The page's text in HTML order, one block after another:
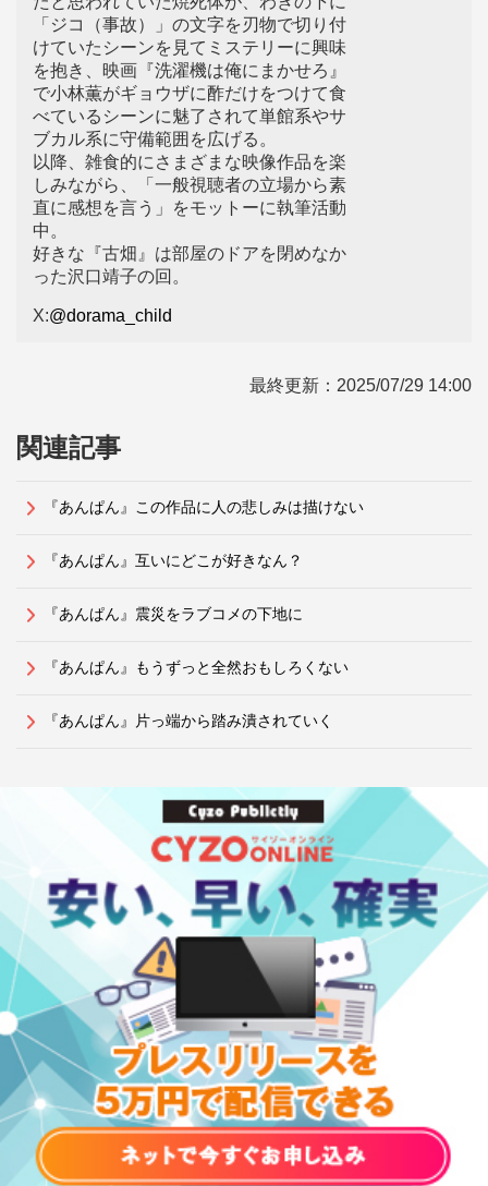
「ジコ（事故）」の文字を刃物で切り付
けていたシーンを見てミステリーに興味
を抱き、映画『洗濯機は俺にまかせろ』
で小林薫がギョウザに酢だけをつけて食
べているシーンに魅了されて単館系やサ
ブカル系に守備範囲を広げる。
以降、雑食的にさまざまな映像作品を楽
しみながら、「一般視聴者の立場から素
直に感想を言う」をモットーに執筆活動
中。
好きな『古畑』は部屋のドアを閉めなか
った沢口靖子の回。
X:@dorama_child
最終更新： 2025/07/29 14:00
関連記事
『あんぱん』この作品に人の悲しみは描けない
『あんぱん』互いにどこが好きなん？
『あんぱん』震災をラブコメの下地に
『あんぱん』もうずっと全然おもしろくない
『あんぱん』片っ端から踏み潰されていく